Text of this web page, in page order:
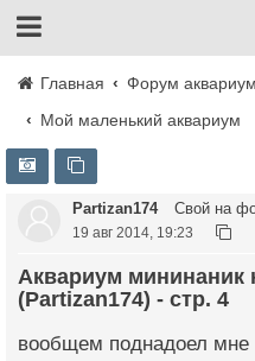
Главная
Форум
Мой маленький аквариум
Partizan174 Свой на
19 авг 2014, 19:23
Аквариум мининаник на земле 15 литров
(Partizan174) - стр. 4
вообщем поднадоел мне